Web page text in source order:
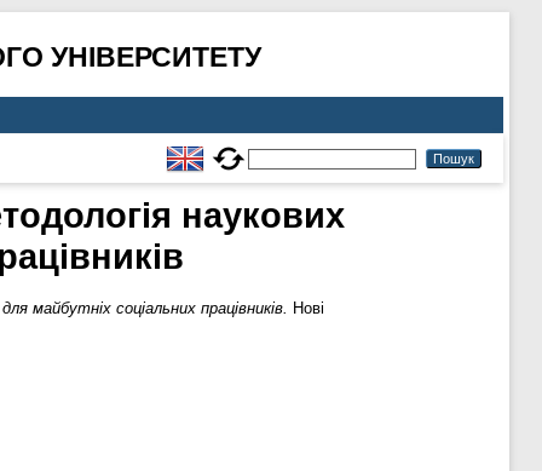
УНІВЕРСИТЕТУ
наукових
майбутніх соціальних працівників. Нові